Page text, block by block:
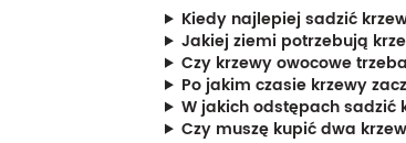
Kiedy najlepiej sadzić
Jakiej ziemi potrzebują
Czy krzewy owocowe
Po jakim czasie krzewy
W jakich odstępach sadzić
Czy muszę kupić dwa